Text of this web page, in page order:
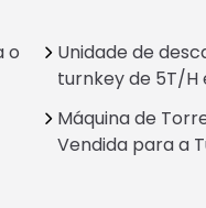
o
Unidade de
turnkey de 5T/
Máquina de
Vendida para a